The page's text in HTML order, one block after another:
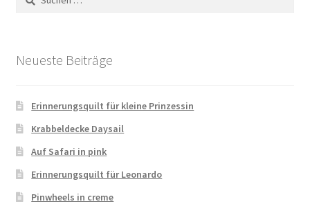
nach:
Neueste Beiträge
Erinnerungsquilt für kleine Prinzessin
Krabbeldecke Daysail
Auf Safari in pink
Erinnerungsquilt für Leonardo
Pinwheels in creme